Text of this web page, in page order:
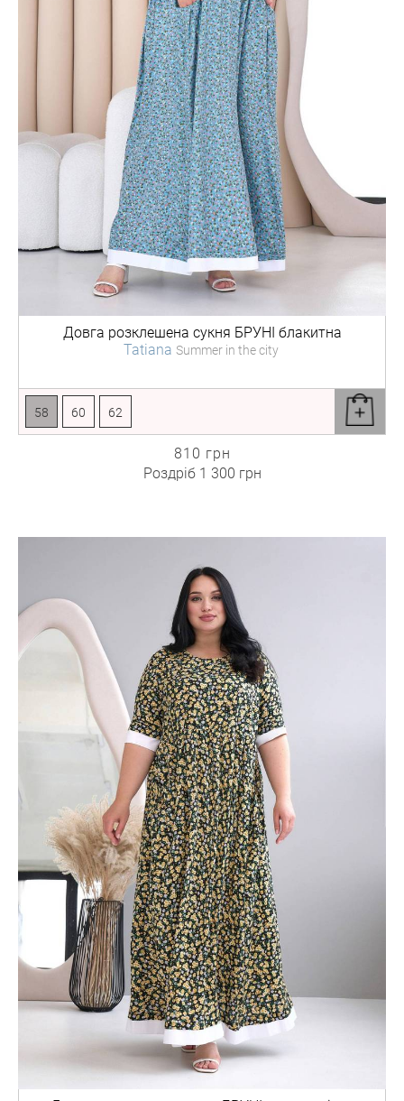
Довга розклешена сукня БРУНІ блакитна
Tatiana Summer in the city
58 60 62
810 грн
Роздріб 1 300 грн